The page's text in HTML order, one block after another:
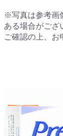
※写真は参考画
ある場合がござ
ご確認の上、お